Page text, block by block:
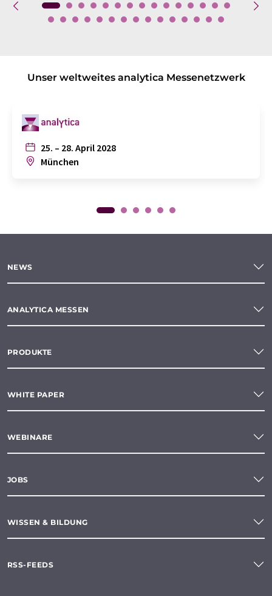
Unser weltweites analytica Messenetzwerk
25. – 28. April 2028
München
NEWS
ANALYTICA MESSEN
PRODUKTE
WHITE PAPER
WEBINARE
JOBS
WISSEN & BILDUNG
RSS-FEEDS